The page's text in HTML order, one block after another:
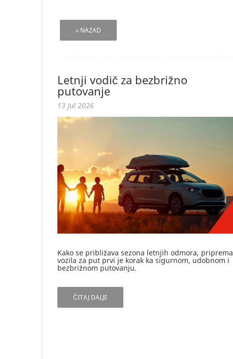
« NAZAD
Letnji vodič za bezbrižno
putovanje
13 Jul 2026
Kako se približava sezona letnjih odmora, priprema
vozila za put prvi je korak ka sigurnom, udobnom i
bezbrižnom putovanju.
ČITAJ DALJE